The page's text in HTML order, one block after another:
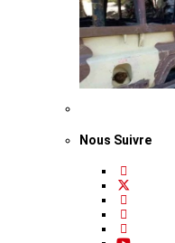
Nous Suivre